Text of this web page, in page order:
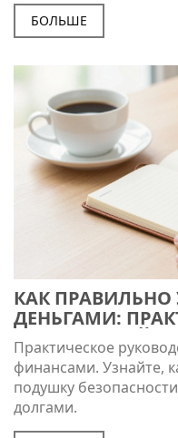
БОЛЬШЕ
КАК ПРАВИЛЬНО
ДЕНЬГАМИ:
ФИНАНСОВОЙ
Практическое
финансами. Узнайте,
подушку
долгами.